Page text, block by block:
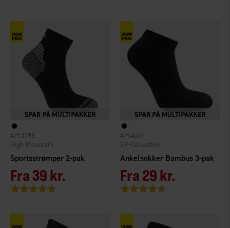
Sportsstrømper 2-pak
High Mountain
3198
Fra39 kr.
Vurdering:
Ankelsokker Bambus 3-pak
EP-Collection
4061
Fra29 kr.
Vurdering: